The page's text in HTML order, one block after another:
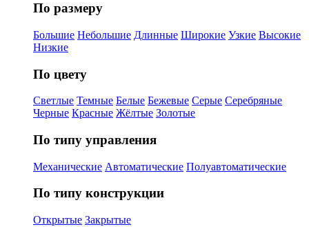
По размеру
Большие Небольшие Длинные Широкие Узкие Высокие
Низкие
По цвету
Светлые Темные Белые Бежевые Серые Серебряные
Черные Красные Жёлтые Золотые
По типу управления
Механические Автоматические Полуавтоматические
По типу конструкции
Открытые Закрытые